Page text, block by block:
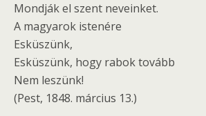
Mondják el szent neveinket.
A magyarok istenére
Esküszünk,
Esküszünk, hogy rabok tovább
Nem leszünk!
(Pest, 1848. március 13.)